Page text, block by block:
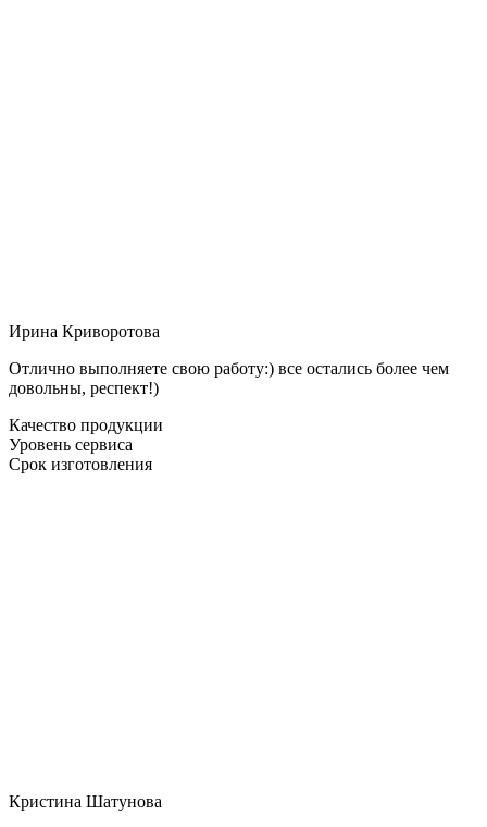
Ирина Криворотова
Отлично выполняете свою работу:) все остались более чем
довольны, респект!)
Качество продукции
Уровень сервиса
Срок изготовления
Кристина Шатунова